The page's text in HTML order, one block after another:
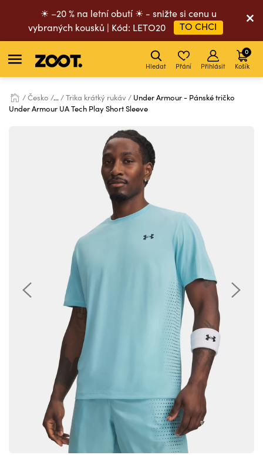
☀ –20 % na letní obutí ☀ - snižte si cenu u
vybraných kousků | Kód: LETO20
TO CHCI
Hledat Přání Přihlásit Košík
0
Česko ... Trika krátký rukáv
Under Armour - Pánské tričko
Under Armour UA Tech Play Short Sleeve